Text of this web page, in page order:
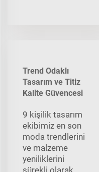
Trend Odaklı
Tasarım ve Titiz
Kalite Güvencesi
9 kişilik tasarım
ekibimiz en son
moda trendlerini
ve malzeme
yeniliklerini
sürekli olarak